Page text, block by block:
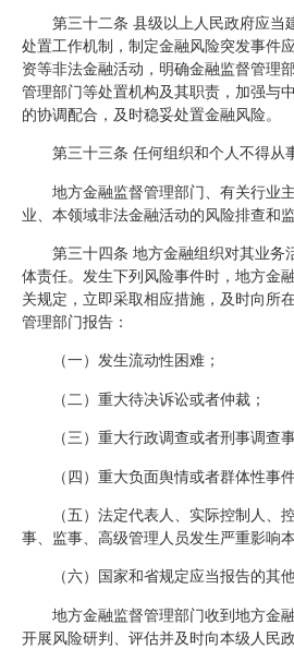
第三十二条 县级以上人民政府应当
处置工作机制，制定金融风险突发事件
资等非法金融活动，明确金融监督管理
管理部门等处置机构及其职责，加强与
的协调配合，及时稳妥处置金融风险。
第三十三条 任何组织和个人不得从事
地方金融监督管理部门、有关行业
业、本领域非法金融活动的风险排查和监
第三十四条 地方金融组织对其业务
体责任。发生下列风险事件时，地方金
关规定，立即采取相应措施，及时向所
管理部门报告：
（一）发生流动性困难；
（二）重大待决诉讼或者仲裁；
（三）重大行政调查或者刑事调查事
（四）重大负面舆情或者群体性事件
（五）法定代表人、实际控制人、
事、监事、高级管理人员发生严重影响
（六）国家和省规定应当报告的其他
地方金融监督管理部门收到地方金融
开展风险研判、评估并及时向本级人民